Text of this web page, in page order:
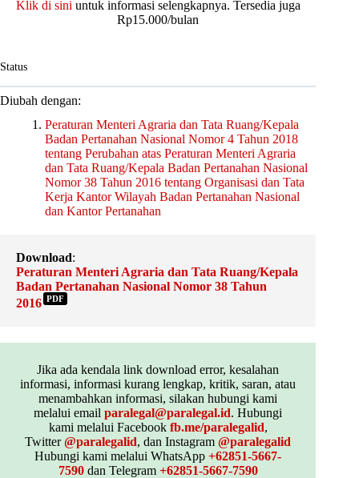
Klik di sini untuk informasi selengkapnya. Tersedia juga
Rp15.000/bulan
Status
Diubah dengan:
Peraturan Menteri Agraria dan Tata Ruang/Kepala
Badan Pertanahan Nasional Nomor 4 Tahun 2018
tentang Perubahan atas Peraturan Menteri Agraria
dan Tata Ruang/Kepala Badan Pertanahan Nasional
Nomor 38 Tahun 2016 tentang Organisasi dan Tata
Kerja Kantor Wilayah Badan Pertanahan Nasional
dan Kantor Pertanahan
Download:
Peraturan Menteri Agraria dan Tata Ruang/Kepala
Badan Pertanahan Nasional Nomor 38 Tahun
2016 PDF
Jika ada kendala link download error, kesalahan
informasi, informasi kurang lengkap, kritik, saran, atau
menambahkan informasi, silakan hubungi kami
melalui emailparalegal@paralegal.id. Hubungi
kami melalui Facebook fb.me/paralegalid,
Twitter@paralegalid, dan Instagram@paralegalid
Hubungi kami melalui WhatsApp+62851-5667-
7590dan Telegram +62851-5667-7590